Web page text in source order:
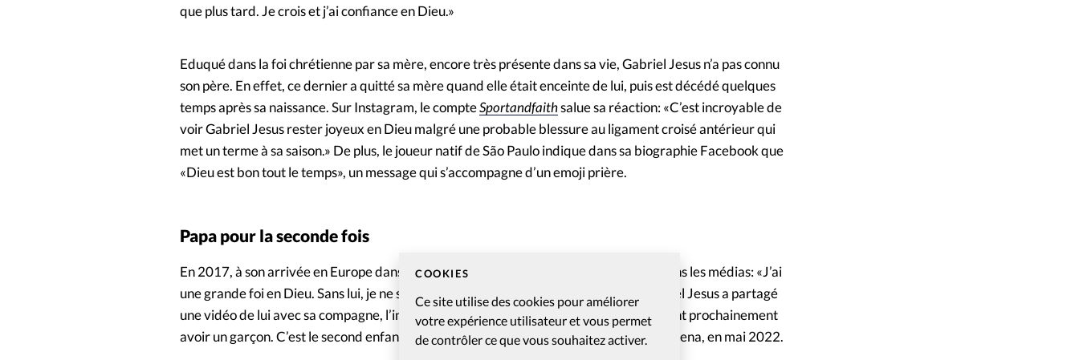
COOKIES
Ce site utilise des cookies pour améliorer
votre expérience utilisateur et vous permet
de contrôler ce que vous souhaitez activer.
que plus tard. Je crois et j’ai confiance en Dieu.»
Eduqué dans la foi chrétienne par sa mère, encore très présente dans sa vie, Gabriel Jesus n’a pas connu
son père. En effet, ce dernier a quitté sa mère quand elle était enceinte de lui, puis est décédé quelques
temps après sa naissance. Sur Instagram, le compteSportandfaithsalue sa réaction: «C’est incroyable de
voir Gabriel Jesus rester joyeux en Dieu malgré une probable blessure au ligament croisé antérieur qui
met un terme à sa saison.» De plus, le joueur natif de São Paulo indique dans sa biographie Facebook que
«Dieu est bon tout le temps», un message qui s’accompagne d’un emoji prière.
Papa pour la seconde fois
En 2017, à son arrivée en Europe dans le club de Manchester City, il déclarait déjà dans les médias: «J’ai
une grande foi en Dieu. Sans lui, je ne serais rien.» Deux jours après cette photo, Gabriel Jesus a partagé
une vidéo de lui avec sa compagne, l’influenceuse Raiane Lima, annonçant qu’ils allaient prochainement
avoir un garçon. C’est le second enfant qu’ils auront ensemble après la naissance d’Helena, en mai 2022.